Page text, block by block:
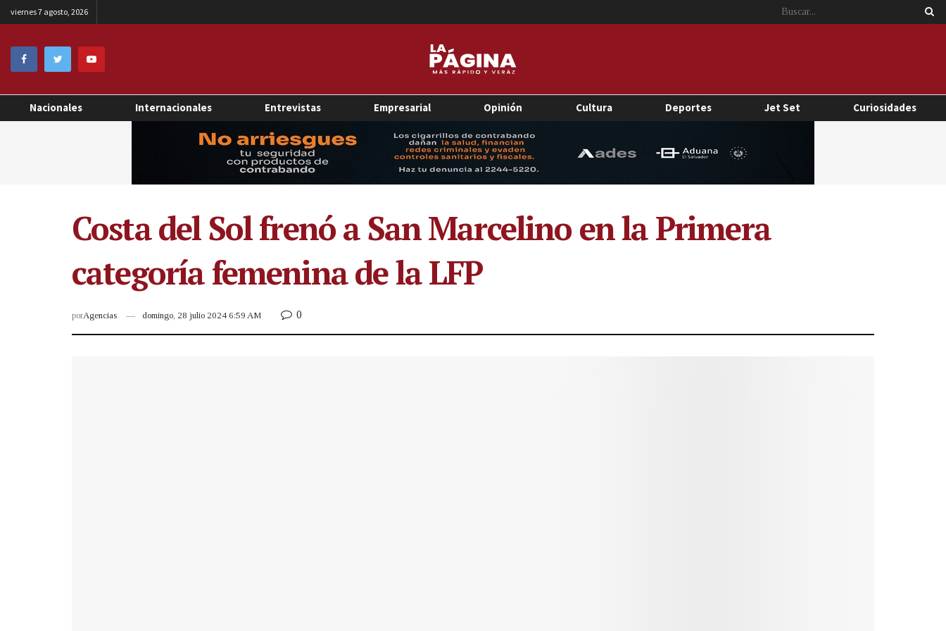
viernes 7 agosto, 2026
Nacionales Internacionales Entrevistas Empresarial Opinión Cultura Deportes Jet Set Curiosidades
Costa del Sol frenó a San Marcelino en la Primera
categoría femenina de la LFP
porAgencias domingo, 28 julio 2024 6:59 AM 0